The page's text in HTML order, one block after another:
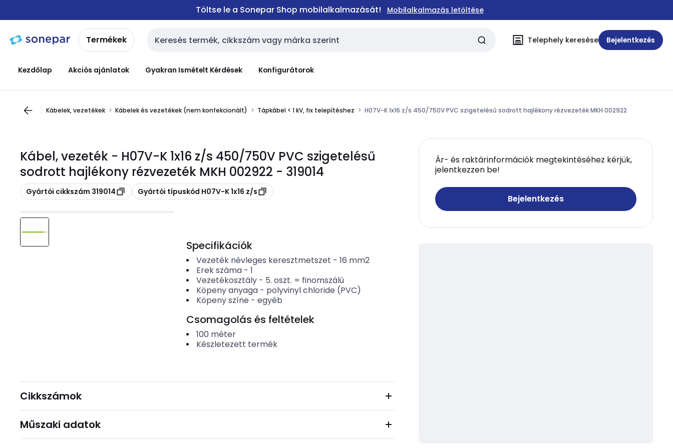
navigációhoztartalomra
Töltse le a Sonepar Shop mobilalkalmazását! Mobilalkalmazás letöltése
Termékek Keresési bemenet Telephely keresése Bejelentkezés
Kezdőlap Akciós ajánlatok Gyakran Ismételt Kérdések Konfigurátorok
Kábelek, vezetékek Kábelek és vezetékek (nem konfekcionált) Tápkábel < 1 kV, fix telepítéshez H07V-K 1x16 z/s 450/750V PVC szigetelésű sodrott hajlékony rézvezeték MKH 002922
Kábel, vezeték - H07V-K 1x16 z/s 450/750V PVC szigetelésű
sodrott hajlékony rézvezeték MKH 002922 - 319014
Másolás
Gyártói cikkszám 319014 Másolás
Gyártói típuskód H07V-K 1x16 z/s
Ár- és raktárinformációk megtekintéséhez kérjük,
jelentkezzen be!
Bejelentkezés
Specifikációk
Vezeték névleges keresztmetszet - 16 mm2
Erek száma- 1
Vezetékosztály- 5. oszt. = finomszálú
Köpeny anyaga- polyvinyl chloride (PVC)
Köpeny színe - egyéb
Csomagolás és feltételek
100 méter
Készletezett termék
Cikkszámok
Műszaki adatok